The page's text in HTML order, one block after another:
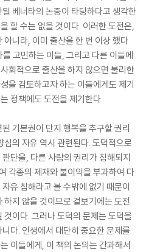
베너타의 논증이 타당하다고 생각한
할 수는 없을 것이다. 이러한 도전은,
니라, 이미 출산을 한 번 이상 했다
고민하는 이들, 그리고 다른 이들에
회적으로 출산을 하지 않으면 불리한
을 검토하고자 하는 이들에게도 제기
정책에도 도전을 제기한다.
기본권이 단지 행복을 추구할 권리
의 자유 역시 관련된다. 도덕적으로
단을, 다른 사람의 권리가 침해되지
각종의 제재와 불이익을 부과하여 다
유 침해라고 볼 수밖에 없기 때문이
지 않을 것이므로 겉보기에는 도전
이다. 그러나 도덕의 문제는 도덕을
다. 인생에서 대단히 중요한 문제를
이들에게, 이 책의 논의는 간과해서